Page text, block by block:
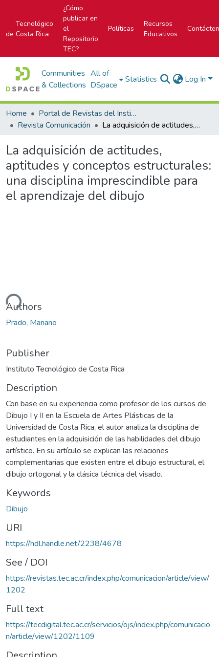
Tecnológico
de Costa Rica
¿Cómo
publicar en
el
Repositorio
TEC?
Políticas
Recursos
Educativos
Communities
& Collections
All of
DSpace
Statistics Log In
Home
Portal de Revistas del Instituto Tecnológico de Costa Rica
Revista Comunicación
La adquisición de actitudes, aptitudes y conceptos estructurales: una disciplina imprescindible para el aprendizaje del dibujo
La adquisición de actitudes,
aptitudes y conceptos estructurales:
una disciplina imprescindible para
el aprendizaje del dibujo
Authors
Prado, Mariano
Publisher
Instituto Tecnológico de Costa Rica
Description
Con base en su experiencia como profesor de los cursos de
Dibujo I y II en la Escuela de Artes Plásticas de la
Universidad de Costa Rica, el autor analiza la disciplina de
estudiantes en la adquisición de las habilidades del dibujo
artístico. En su artículo se explican las relaciones
complementarias que existen entre el dibujo estructural, el
dibujo ortogonal y la clásica técnica del visado.
Keywords
Dibujo
URI
https://hdl.handle.net/2238/4678
See / DOI
https://revistas.tec.ac.cr/index.php/comunicacion/article/view/
1202
Full text
https://tecdigital.tec.ac.cr/servicios/ojs/index.php/comunicacio
n/article/view/1202/1109